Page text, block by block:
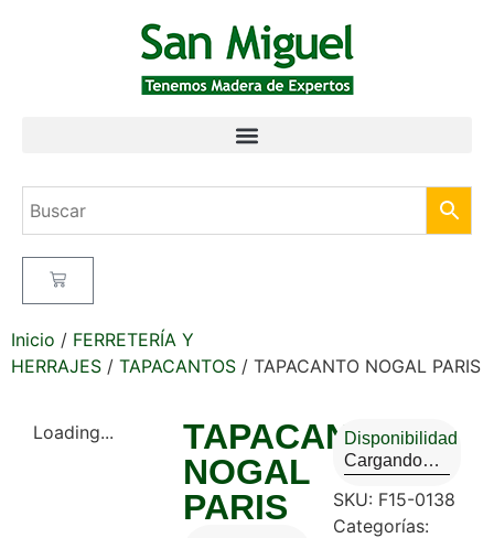
Inicio / FERRETERÍA Y
HERRAJES / TAPACANTOS / TAPACANTO NOGAL PARIS
Loading...
TAPACANTO
NOGAL
PARIS
Disponibilidad
Cargando…
SKU: F15-0138
Categorías: